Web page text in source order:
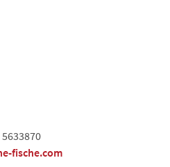
fische.com